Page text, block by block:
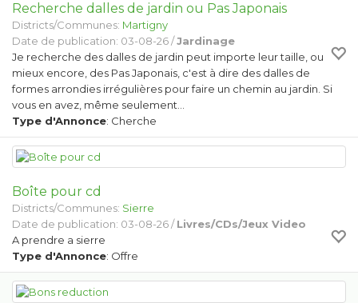
Recherche dalles de jardin ou Pas Japonais
Districts/Communes: Martigny
Date de publication: 03-08-26 /Jardinage
Je recherche des dalles de jardin peut importe leur taille, ou
mieux encore, des Pas Japonais, c'est à dire des dalles de
formes arrondies irrégulières pour faire un chemin au jardin. Si
vous en avez, même seulement…
Type d'Annonce: Cherche
Boîte pour cd
Districts/Communes: Sierre
Date de publication: 03-08-26 /Livres/CDs/Jeux Video
A prendre a sierre
Type d'Annonce: Offre